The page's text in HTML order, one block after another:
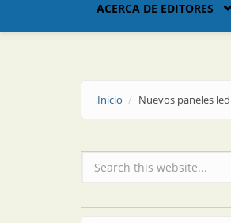
ACERCA DE EDITORES
Inicio Nuevos paneles
Formulario de búsqueda